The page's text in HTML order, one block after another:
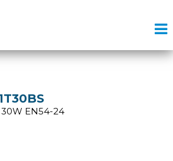
EN54-24